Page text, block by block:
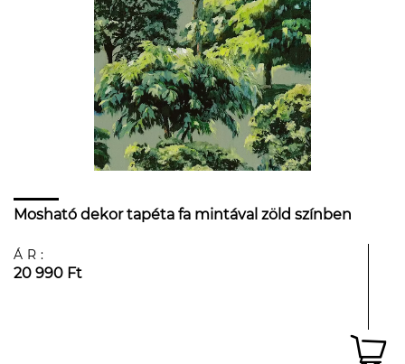
Mosható dekor tapéta fa mintával zöld színben
ÁR:
20 990 Ft